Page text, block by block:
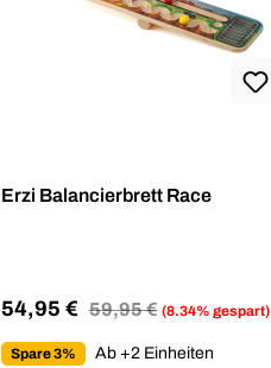
Erzi Balancierbrett Race
Verkaufspreis:
54,95 € Regulärer Preis:
59,95 € (8.34% gespart)
Spare 3% Ab +2 Einheiten